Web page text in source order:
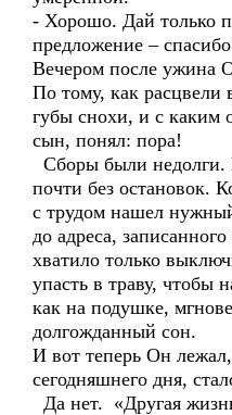
- Хорошо. Дай только
предложение –
Вечером после ужина
По тому, как расцвели
губы снохи, и с каким
сын, понял: пора!
Сборы были недолги.
почти без остановок.
с трудом нашел
до адреса,
хватило только
упасть в траву, чтобы
как на подушке,
долгожданный сон.
И вот теперь Он
сегодняшнего дня,
Да нет. «Другая